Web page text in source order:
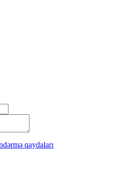
qaydaları